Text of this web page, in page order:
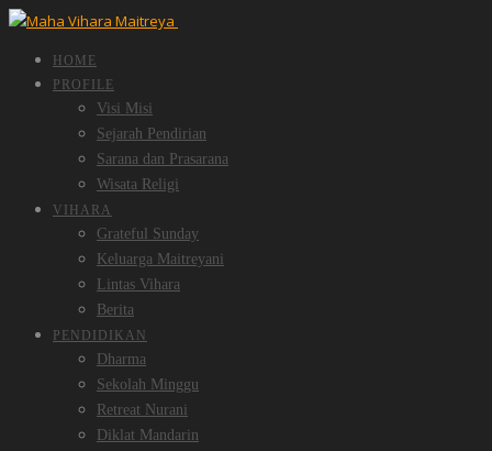
HOME
PROFILE
Visi Misi
Sejarah Pendirian
Sarana dan Prasarana
Wisata Religi
VIHARA
Grateful Sunday
Keluarga Maitreyani
Lintas Vihara
Berita
PENDIDIKAN
Dharma
Sekolah Minggu
Retreat Nurani
Diklat Mandarin